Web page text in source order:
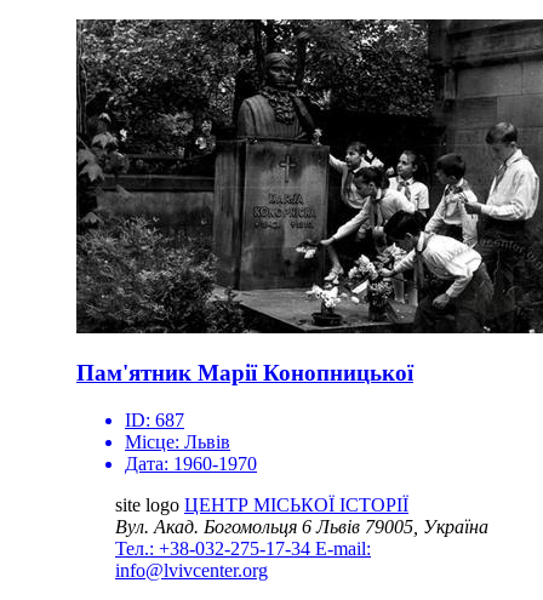
Пам'ятник Марії Конопницької
ID: 687
Місце: Львів
Дата: 1960-1970
site logo ЦЕНТР МІСЬКОЇ ІСТОРІЇ
Вул. Акад. Богомольця 6Львів 79005, Україна
Тел.: +38-032-275-17-34 E-mail:
info@lvivcenter.org